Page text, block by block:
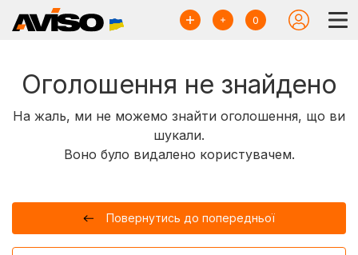
0
Оголошення не знайдено
На жаль, ми не можемо знайти оголошення, що ви
шукали.
Воно було видалено користувачем.
Повернутись до попередньої